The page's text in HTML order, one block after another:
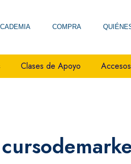
COMPRA
Clases de Apoyo Accesos